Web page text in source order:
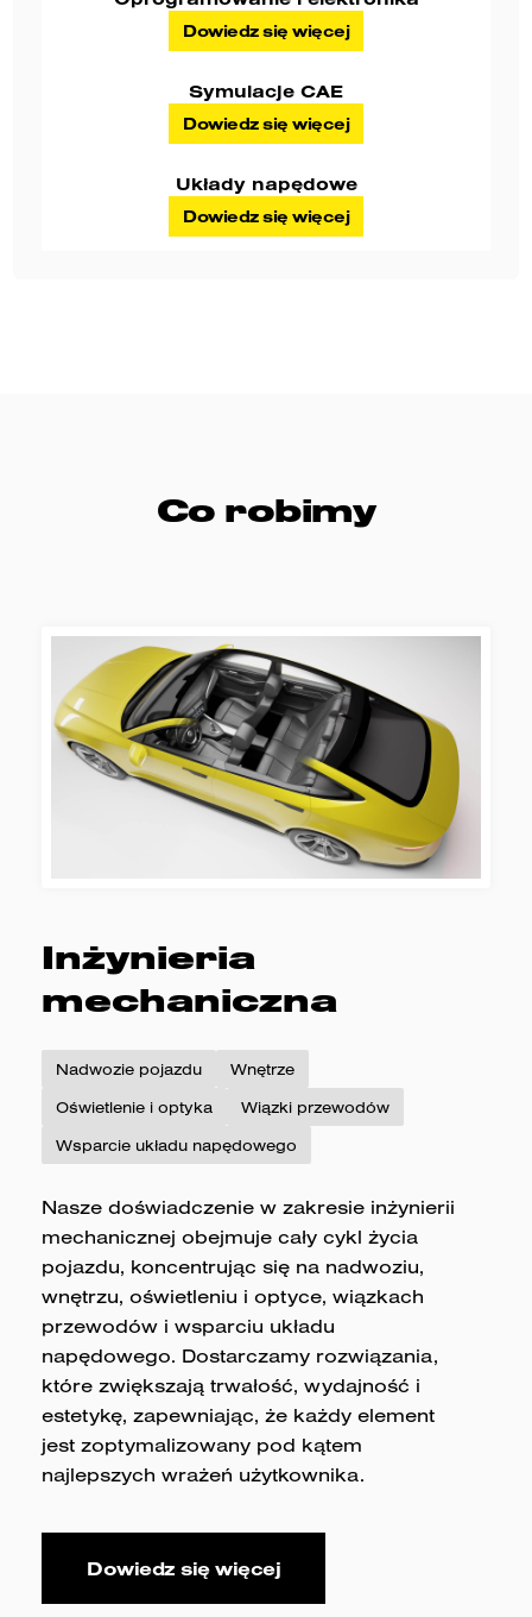
Dowiedz się więcej
Symulacje CAE​
Dowiedz się więcej
Układy napędowe​
Dowiedz się więcej
Co robimy
Inżynieria
mechaniczna
Nadwozie pojazdu
Wnętrze
Oświetlenie i optyka
Wiązki przewodów
Wsparcie układu napędowego
Nasze doświadczenie w zakresie inżynierii
mechanicznej obejmuje cały cykl życia
pojazdu, koncentrując się na nadwoziu,
wnętrzu, oświetleniu i optyce, wiązkach
przewodów i wsparciu układu
napędowego. Dostarczamy rozwiązania,
które zwiększają trwałość, wydajność i
estetykę, zapewniając, że każdy element
jest zoptymalizowany pod kątem
najlepszych wrażeń użytkownika.
Dowiedz się więcej